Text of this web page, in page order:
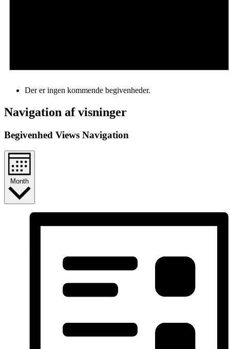
Der er ingen kommende begivenheder.
Navigation af visninger
Begivenhed Views Navigation
Month